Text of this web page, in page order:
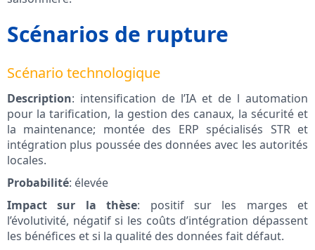
Scénarios de rupture
Scénario technologique
Description: intensification de l’IA et de l automation
pour la tarification, la gestion des canaux, la sécurité et
la maintenance; montée des ERP spécialisés STR et
intégration plus poussée des données avec les autorités
locales.
Probabilité: élevée
Impact sur la thèse: positif sur les marges et
l’évolutivité, négatif si les coûts d’intégration dépassent
les bénéfices et si la qualité des données fait défaut.